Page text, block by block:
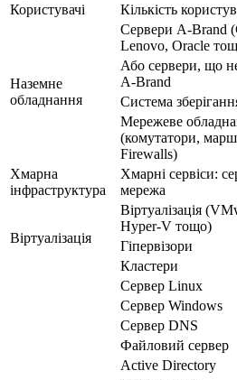
Користувачі
Кількість
Наземне
обладнання
Сервери A-Brand
Lenovo, Oracle
Або сервери, що
A-Brand
Система
Мережеве
(комутатори,
Firewalls)
Хмарна
інфраструктура
Хмарні сервіси:
мережа
Віртуалізація
Віртуалізація
Hyper-V тощо)
Гіпервізори
Кластери
Сервер Linux
Сервер Windows
Сервер DNS
Файловий сервер
Active Directory